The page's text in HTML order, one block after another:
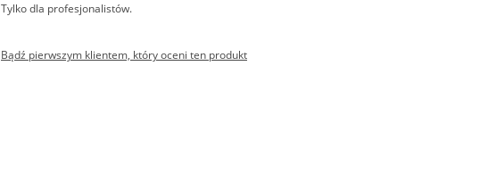
Tylko dla profesjonalistów.
Bądź pierwszym klientem, który oceni ten produkt